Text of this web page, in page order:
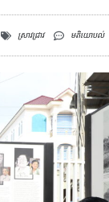
ស្រាវជ្រាវ មតិយោបល់